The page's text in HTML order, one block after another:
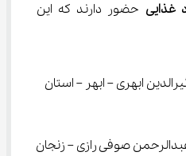
ﻏﺬایی حضور دارند که این
ابهری – ابهر – استان
صوفی رازی – زنجان